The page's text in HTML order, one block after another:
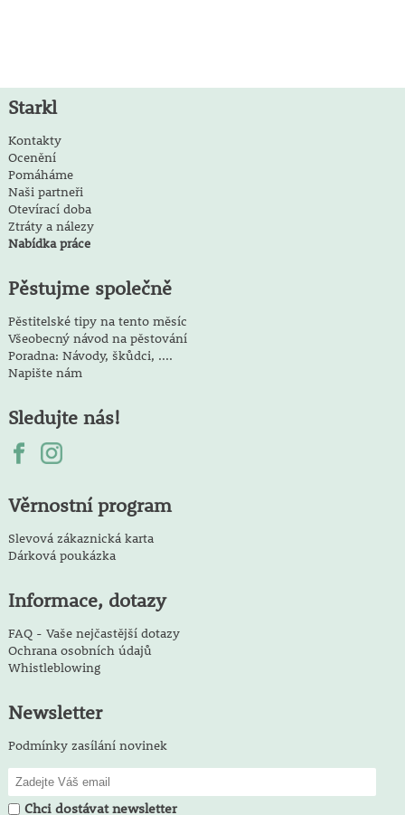
Starkl
Kontakty
Ocenění
Pomáháme
Naši partneři
Otevírací doba
Ztráty a nálezy
Nabídka práce
Pěstujme společně
Pěstitelské tipy na tento měsíc
Všeobecný návod na pěstování
Poradna: Návody, škůdci, ....
Napište nám
Sledujte nás!
Věrnostní program
Slevová zákaznická karta
Dárková poukázka
Informace, dotazy
FAQ - Vaše nejčastější dotazy
Ochrana osobních údajů
Whistleblowing
Newsletter
Podmínky zasílání novinek
Chci dostávat newsletter